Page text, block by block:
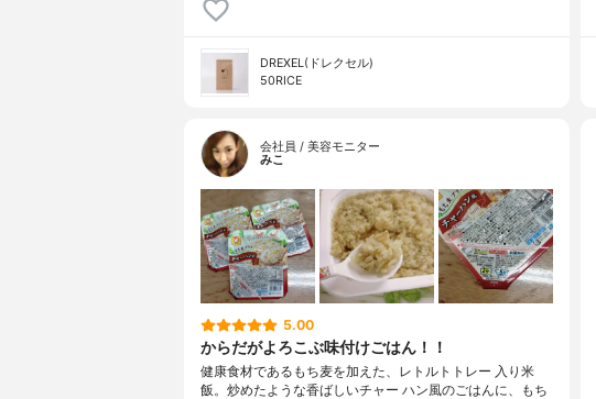
DREXEL(ドレクセル)
50RICE
会社員 / 美容モニター
みこ
5.00
からだがよろこぶ味付けごはん！！
健康食材であるもち麦を加えた、レトルトトレー 入り米
飯。炒めたような香ばしいチャー ハン風のごはんに、もち